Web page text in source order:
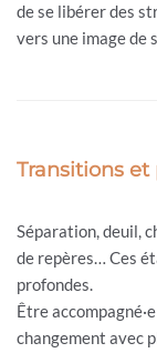
de se libérer des
vers une image de
Transitions et
Séparation, deuil,
de repères… Ces
profondes.
Être
changement avec